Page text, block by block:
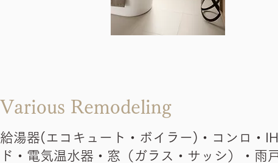
Various Remodeling
給湯器(エコキュート・ボイラー)・コンロ・
ド・電気温水器・窓（ガラス・サッシ）・雨